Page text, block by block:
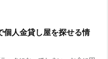
個人金貸し屋を探せる情